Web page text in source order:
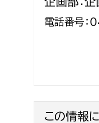
電話番号
この情報